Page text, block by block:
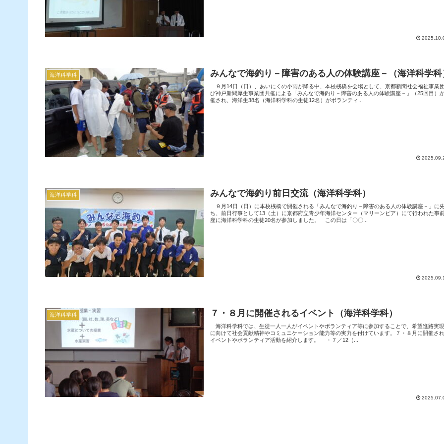
海洋科学科 みんなで海釣り－障害のある人の体験講座－（海洋科学科
９月14日（日）、あいにくの小雨が降る中、本校桟橋を会場として、京都新聞社会福祉事業
び神戸新聞厚生事業団共催による「みんなで海釣り－障害のある人の体験講座－」（25回目）
催され、海洋生38名（海洋科学科の生徒12名）がボランティ...
海洋科学科 みんなで海釣り前日交流（海洋科学科）
９月14日（日）に本校桟橋で開催される「みんなで海釣り－障害のある人の体験講座－」に
ち、前日行事として13（土）に京都府立青少年海洋センター（マリーンピア）にて行われた事
座に海洋科学科の生徒20名が参加しました。 この日は「〇〇...
海洋科学科 ７・８月に開催されるイベント（海洋科学科）
海洋科学科では、生徒一人一人がイベントやボランティア等に参加することで、希望進路実
に向けて社会貢献精神やコミュニケーション能力等の実力を付けています。７・８月に開催さ
イベントやボランティア活動を紹介します。 ・７／12（...